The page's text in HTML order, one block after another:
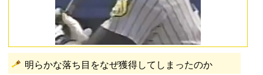
明らかな落ち目をなぜ獲得してしまったのか